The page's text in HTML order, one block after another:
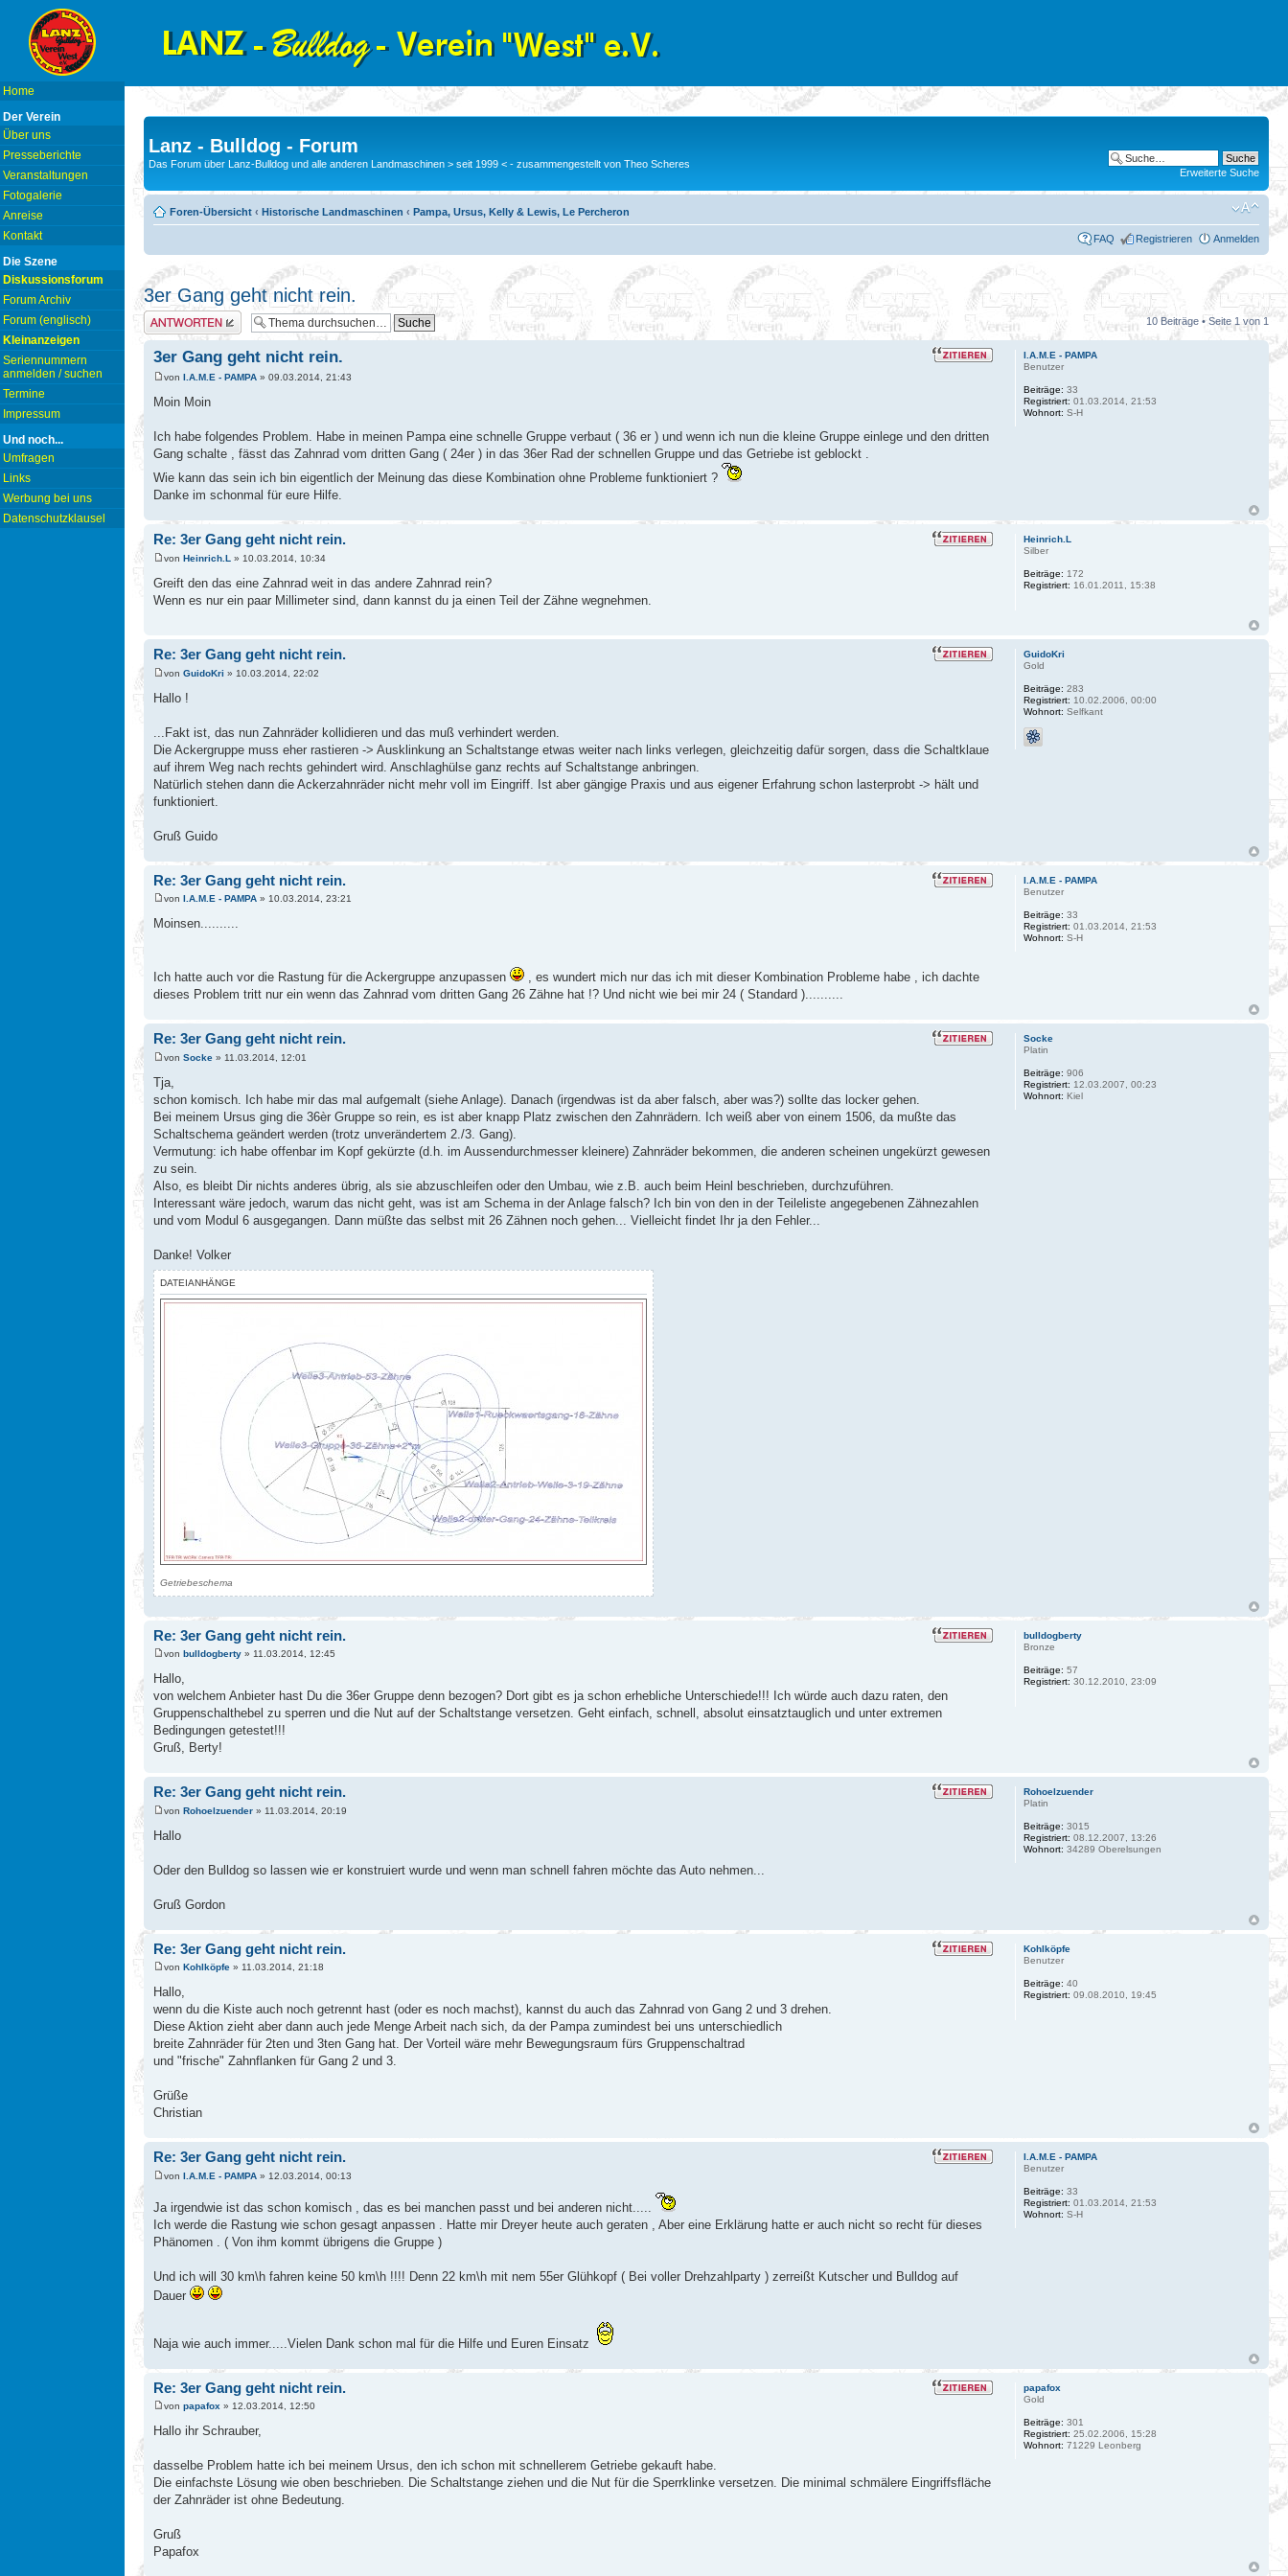
Home
Der Verein
Über uns
Presseberichte
Veranstaltungen
Fotogalerie
Anreise
Kontakt
Die Szene
Diskussionsforum
Forum Archiv
Forum (englisch)
Kleinanzeigen
Seriennummern
anmelden / suchen
Termine
Impressum
Und noch...
Umfragen
Links
Werbung bei uns
Datenschutzklausel
Lanz - Bulldog - Forum
Das Forum über Lanz-Bulldog und alle anderen Landmaschinen > seit 1999 < - zusammengestellt von Theo Scheres
Erweiterte Suche
Foren-Übersicht ‹ Historische Landmaschinen ‹ Pampa, Ursus, Kelly & Lewis, Le Percheron
FAQ Registrieren Anmelden
3er Gang geht nicht rein.
Antwort erstellen 10 Beiträge • Seite 1 von 1
3er Gang geht nicht rein.
von I.A.M.E - PAMPA » 09.03.2014, 21:43
Moin Moin
Ich habe folgendes Problem. Habe in meinen Pampa eine schnelle Gruppe verbaut ( 36 er ) und wenn ich nun die kleine Gruppe einlege und den dritten
Gang schalte , fässt das Zahnrad vom dritten Gang ( 24er ) in das 36er Rad der schnellen Gruppe und das Getriebe ist geblockt .
Wie kann das sein ich bin eigentlich der Meinung das diese Kombination ohne Probleme funktioniert ?
Danke im schonmal für eure Hilfe.
I.A.M.E - PAMPA
Benutzer
Beiträge: 33
Registriert: 01.03.2014, 21:53
Wohnort: S-H
Re: 3er Gang geht nicht rein.
von Heinrich.L » 10.03.2014, 10:34
Greift den das eine Zahnrad weit in das andere Zahnrad rein?
Wenn es nur ein paar Millimeter sind, dann kannst du ja einen Teil der Zähne wegnehmen.
Heinrich.L
Silber
Beiträge: 172
Registriert: 16.01.2011, 15:38
Re: 3er Gang geht nicht rein.
von GuidoKri » 10.03.2014, 22:02
Hallo !
...Fakt ist, das nun Zahnräder kollidieren und das muß verhindert werden.
Die Ackergruppe muss eher rastieren -> Ausklinkung an Schaltstange etwas weiter nach links verlegen, gleichzeitig dafür sorgen, dass die Schaltklaue
auf ihrem Weg nach rechts gehindert wird. Anschlaghülse ganz rechts auf Schaltstange anbringen.
Natürlich stehen dann die Ackerzahnräder nicht mehr voll im Eingriff. Ist aber gängige Praxis und aus eigener Erfahrung schon lasterprobt -> hält und
funktioniert.
Gruß Guido
GuidoKri
Gold
Beiträge: 283
Registriert: 10.02.2006, 00:00
Wohnort: Selfkant
Re: 3er Gang geht nicht rein.
von I.A.M.E - PAMPA » 10.03.2014, 23:21
Moinsen..........
Ich hatte auch vor die Rastung für die Ackergruppe anzupassen
, es wundert mich nur das ich mit dieser Kombination Probleme habe , ich dachte
dieses Problem tritt nur ein wenn das Zahnrad vom dritten Gang 26 Zähne hat !? Und nicht wie bei mir 24 ( Standard )..........
I.A.M.E - PAMPA
Benutzer
Beiträge: 33
Registriert: 01.03.2014, 21:53
Wohnort: S-H
Re: 3er Gang geht nicht rein.
von Socke » 11.03.2014, 12:01
Tja,
schon komisch. Ich habe mir das mal aufgemalt (siehe Anlage). Danach (irgendwas ist da aber falsch, aber was?) sollte das locker gehen.
Bei meinem Ursus ging die 36èr Gruppe so rein, es ist aber knapp Platz zwischen den Zahnrädern. Ich weiß aber von einem 1506, da mußte das
Schaltschema geändert werden (trotz unverändertem 2./3. Gang).
Vermutung: ich habe offenbar im Kopf gekürzte (d.h. im Aussendurchmesser kleinere) Zahnräder bekommen, die anderen scheinen ungekürzt gewesen
zu sein.
Also, es bleibt Dir nichts anderes übrig, als sie abzuschleifen oder den Umbau, wie z.B. auch beim Heinl beschrieben, durchzuführen.
Interessant wäre jedoch, warum das nicht geht, was ist am Schema in der Anlage falsch? Ich bin von den in der Teileliste angegebenen Zähnezahlen
und vom Modul 6 ausgegangen. Dann müßte das selbst mit 26 Zähnen noch gehen... Vielleicht findet Ihr ja den Fehler...
Danke! Volker
DATEIANHÄNGE
Getriebeschema
Socke
Platin
Beiträge: 906
Registriert: 12.03.2007, 00:23
Wohnort: Kiel
Re: 3er Gang geht nicht rein.
von bulldogberty » 11.03.2014, 12:45
Hallo,
von welchem Anbieter hast Du die 36er Gruppe denn bezogen? Dort gibt es ja schon erhebliche Unterschiede!!! Ich würde auch dazu raten, den
Gruppenschalthebel zu sperren und die Nut auf der Schaltstange versetzen. Geht einfach, schnell, absolut einsatztauglich und unter extremen
Bedingungen getestet!!!
Gruß, Berty!
bulldogberty
Bronze
Beiträge: 57
Registriert: 30.12.2010, 23:09
Re: 3er Gang geht nicht rein.
von Rohoelzuender » 11.03.2014, 20:19
Hallo
Oder den Bulldog so lassen wie er konstruiert wurde und wenn man schnell fahren möchte das Auto nehmen...
Gruß Gordon
Rohoelzuender
Platin
Beiträge: 3015
Registriert: 08.12.2007, 13:26
Wohnort: 34289 Oberelsungen
Re: 3er Gang geht nicht rein.
von Kohlköpfe » 11.03.2014, 21:18
Hallo,
wenn du die Kiste auch noch getrennt hast (oder es noch machst), kannst du auch das Zahnrad von Gang 2 und 3 drehen.
Diese Aktion zieht aber dann auch jede Menge Arbeit nach sich, da der Pampa zumindest bei uns unterschiedlich
breite Zahnräder für 2ten und 3ten Gang hat. Der Vorteil wäre mehr Bewegungsraum fürs Gruppenschaltrad
und "frische" Zahnflanken für Gang 2 und 3.
Grüße
Christian
Kohlköpfe
Benutzer
Beiträge: 40
Registriert: 09.08.2010, 19:45
Re: 3er Gang geht nicht rein.
von I.A.M.E - PAMPA » 12.03.2014, 00:13
Ja irgendwie ist das schon komisch , das es bei manchen passt und bei anderen nicht.....
Ich werde die Rastung wie schon gesagt anpassen . Hatte mir Dreyer heute auch geraten , Aber eine Erklärung hatte er auch nicht so recht für dieses
Phänomen . ( Von ihm kommt übrigens die Gruppe )
Und ich will 30 km\h fahren keine 50 km\h !!!! Denn 22 km\h mit nem 55er Glühkopf ( Bei voller Drehzahlparty ) zerreißt Kutscher und Bulldog auf
Dauer
Naja wie auch immer.....Vielen Dank schon mal für die Hilfe und Euren Einsatz
I.A.M.E - PAMPA
Benutzer
Beiträge: 33
Registriert: 01.03.2014, 21:53
Wohnort: S-H
Re: 3er Gang geht nicht rein.
von papafox » 12.03.2014, 12:50
Hallo ihr Schrauber,
dasselbe Problem hatte ich bei meinem Ursus, den ich schon mit schnellerem Getriebe gekauft habe.
Die einfachste Lösung wie oben beschrieben. Die Schaltstange ziehen und die Nut für die Sperrklinke versetzen. Die minimal schmälere Eingriffsfläche
der Zahnräder ist ohne Bedeutung.
Gruß
Papafox
papafox
Gold
Beiträge: 301
Registriert: 25.02.2006, 15:28
Wohnort: 71229 Leonberg